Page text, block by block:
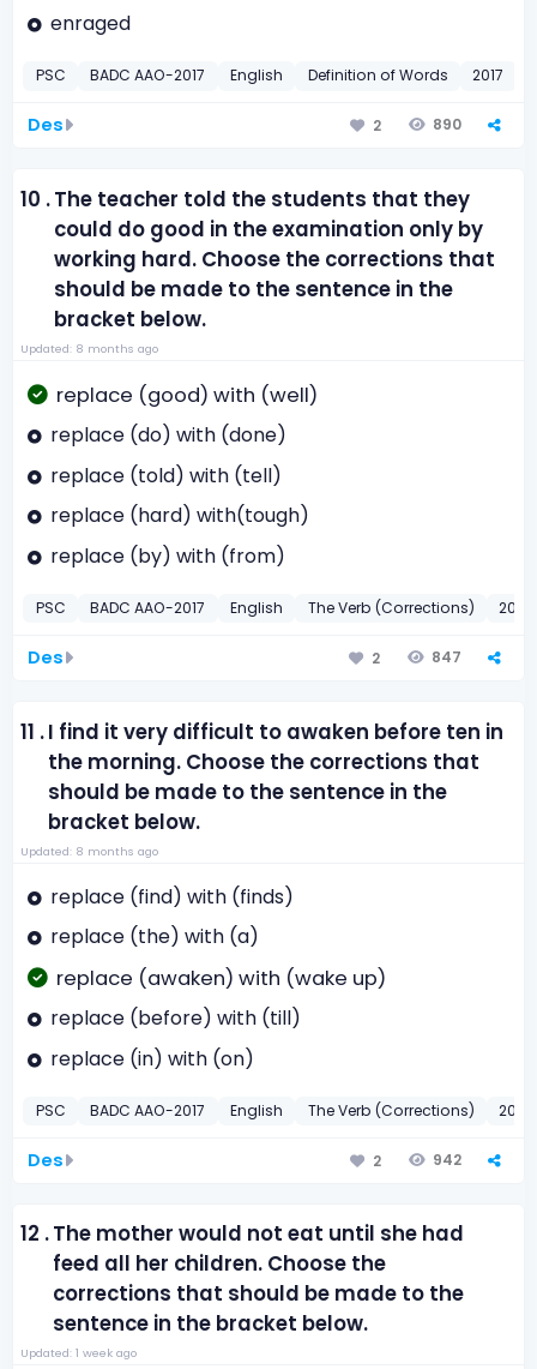
enraged
PSC BADC AAO-2017 English Definition of Words 2017
Des 2 890
10 .The teacher told the students that they
could do good in the examination only by
working hard. Choose the corrections that
should be made to the sentence in the
bracket below.
Updated: 8 months ago
replace (good) with (well)
replace (do) with (done)
replace (told) with (tell)
replace (hard) with(tough)
replace (by) with (from)
PSC BADC AAO-2017 English The Verb (Corrections) 2017
Des 2 847
11 .I find it very difficult to awaken before ten in
the morning. Choose the corrections that
should be made to the sentence in the
bracket below.
Updated: 8 months ago
replace (find) with (finds)
replace (the) with (a)
replace (awaken) with (wake up)
replace (before) with (till)
replace (in) with (on)
PSC BADC AAO-2017 English The Verb (Corrections) 2017
Des 2 942
12 .The mother would not eat until she had
feed all her children. Choose the
corrections that should be made to the
sentence in the bracket below.
Updated: 1 week ago